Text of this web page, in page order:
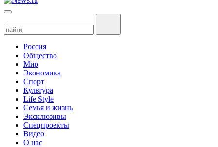
Россия
Общество
Мир
Экономика
Спорт
Культура
Life Style
Семья и жизнь
Эксклюзивы
Спецпроекты
Видео
О нас